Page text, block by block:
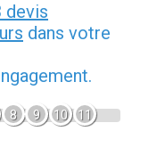
devis
dans votre
8 9 10 11